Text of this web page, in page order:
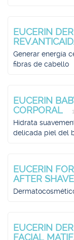
EUCERIN
Generar energía
fibras de cabello
EUCERIN
CORPORAL
Hidrata
delicada piel del
EUCERIN
AFTER SHAVE
EUCERIN
FACIAL MATIF.